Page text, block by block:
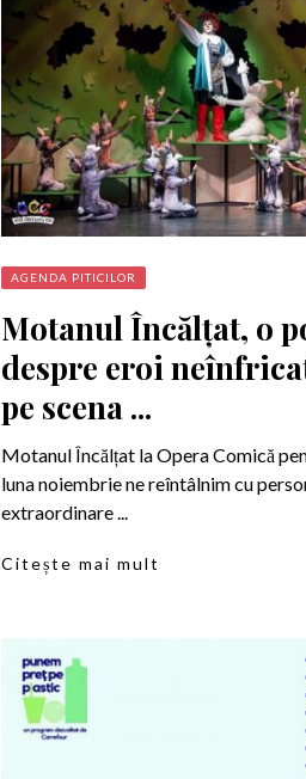
AGENDA PITICILOR
Motanul Încălțat, o
despre eroi
pe scena ...
Motanul Încălțat la Opera Comică
luna noiembrie ne reîntâlnim cu
extraordinare ...
Citește mai mult